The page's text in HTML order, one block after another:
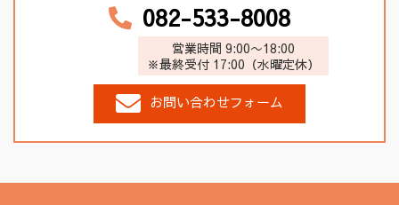
082-533-8008
営業時間 9:00〜18:00
※最終受付 17:00（水曜定休）
お問い合わせフォーム